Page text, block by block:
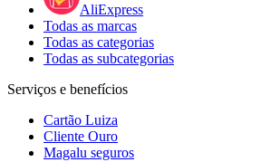
AliExpress
Todas as marcas
Todas as categorias
Todas as subcategorias
Serviços e benefícios
Cartão Luiza
Cliente Ouro
Magalu seguros